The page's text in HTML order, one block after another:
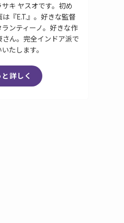
キ ヤスオです。初め
『E.T.』。好きな監督
ンティーノ。好きな作
ん。完全インドア派で
たします。
詳しく